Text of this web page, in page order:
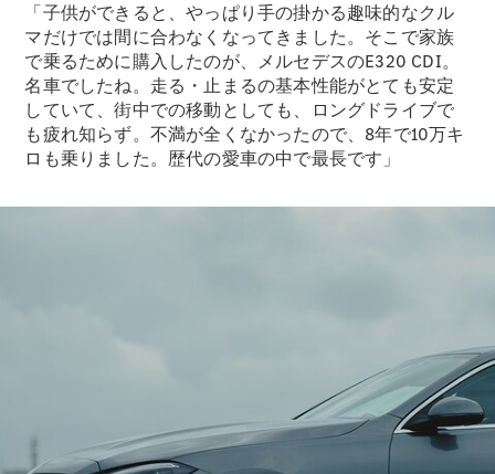
CLA
Sedan
電気
CLA
Sedan
New
C-Class
Sedan
EQS
電気
E-Class
「子供ができると、やっぱり手の掛かる趣味的なクル
マだけでは間に合わなくなってきました。そこで家族
で乗るために購入したのが、メルセデスのE320 CDI。
名車でしたね。走る・止まるの基本性能がとても安定
していて、街中での移動としても、ロングドライブで
も疲れ知らず。不満が全くなかったので、8年で10万キ
ロも乗りました。歴代の愛車の中で最長です」